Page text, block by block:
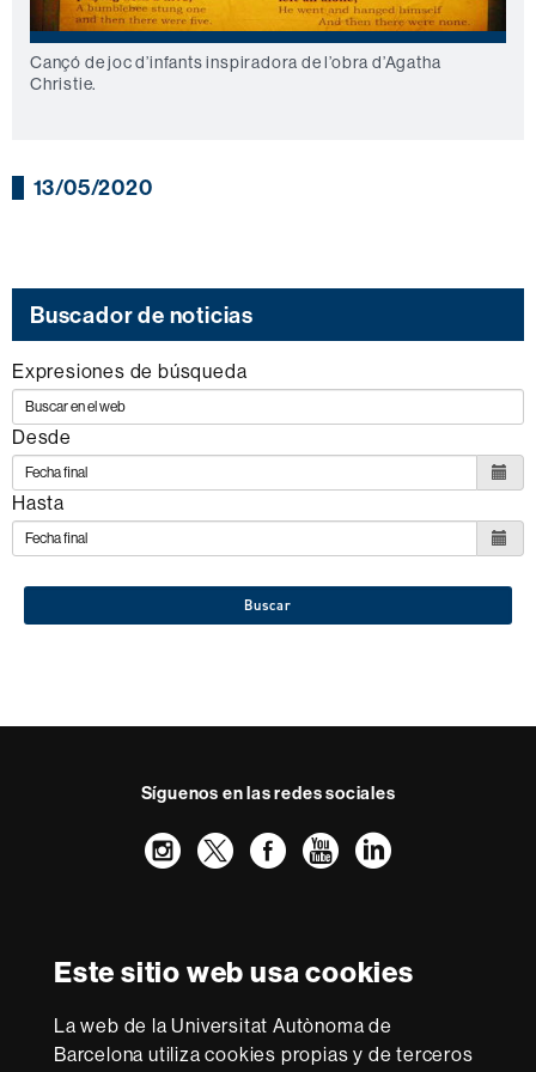
Este sitio web usa cookies
La web de la Universitat Autònoma de
Barcelona utiliza cookies propias y de terceros
Cançó de joc d’infants inspiradora de l’obra d’Agatha
Christie.
13/05/2020
Buscador de noticias
Expresiones de búsqueda
Desde
Hasta
Buscar
Síguenos en las redes sociales
Instagram
TwitterFacebook
Youtube
LinkedIn
Excellence
Research
-
Con la financiación de